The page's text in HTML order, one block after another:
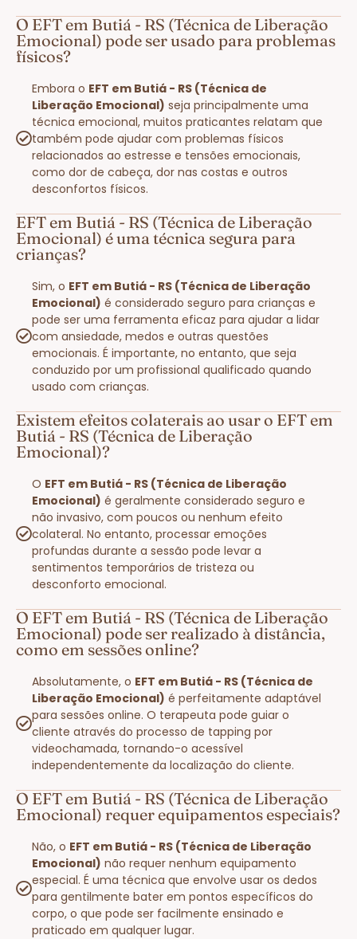
O EFT em Butiá - RS (Técnica de Liberação
Emocional) pode ser usado para problemas
físicos?
Embora o EFT em Butiá - RS (Técnica de
Liberação Emocional) seja principalmente uma
técnica emocional, muitos praticantes relatam que
também pode ajudar com problemas físicos
relacionados ao estresse e tensões emocionais,
como dor de cabeça, dor nas costas e outros
desconfortos físicos.
EFT em Butiá - RS (Técnica de Liberação
Emocional) é uma técnica segura para
crianças?
Sim, o EFT em Butiá - RS (Técnica de Liberação
Emocional) é considerado seguro para crianças e
pode ser uma ferramenta eficaz para ajudar a lidar
com ansiedade, medos e outras questões
emocionais. É importante, no entanto, que seja
conduzido por um profissional qualificado quando
usado com crianças.
Existem efeitos colaterais ao usar o EFT em
Butiá - RS (Técnica de Liberação
Emocional)?
O EFT em Butiá - RS (Técnica de Liberação
Emocional) é geralmente considerado seguro e
não invasivo, com poucos ou nenhum efeito
colateral. No entanto, processar emoções
profundas durante a sessão pode levar a
sentimentos temporários de tristeza ou
desconforto emocional.
O EFT em Butiá - RS (Técnica de Liberação
Emocional) pode ser realizado à distância,
como em sessões online?
Absolutamente, o EFT em Butiá - RS (Técnica de
Liberação Emocional) é perfeitamente adaptável
para sessões online. O terapeuta pode guiar o
cliente através do processo de tapping por
videochamada, tornando-o acessível
independentemente da localização do cliente.
O EFT em Butiá - RS (Técnica de Liberação
Emocional) requer equipamentos especiais?
Não, o EFT em Butiá - RS (Técnica de Liberação
Emocional) não requer nenhum equipamento
especial. É uma técnica que envolve usar os dedos
para gentilmente bater em pontos específicos do
corpo, o que pode ser facilmente ensinado e
praticado em qualquer lugar.